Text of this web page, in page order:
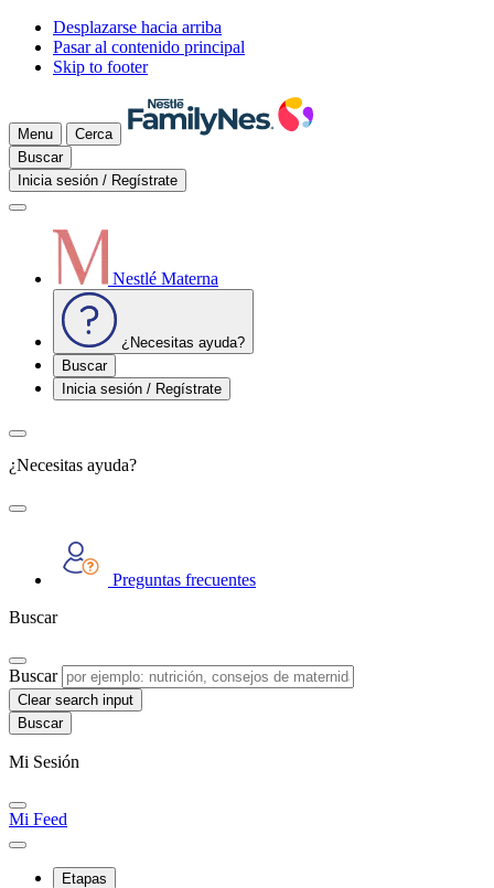
Desplazarse hacia arriba
Pasar al contenido principal
Skip to footer
Menu
Cerca
Buscar
Inicia sesión / Regístrate
Nestlé Materna
¿Necesitas ayuda?
Buscar
Inicia sesión / Regístrate
¿Necesitas ayuda?
Preguntas frecuentes
Buscar
Buscar
Clear search input
Mi Sesión
Mi Feed
Etapas